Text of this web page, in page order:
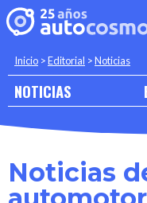
Inicio >Editorial >Noticias
NOTICIAS
Noticias